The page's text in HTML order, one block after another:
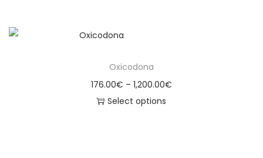
Oxicodona
176.00€ – 1,200.00€
Select options